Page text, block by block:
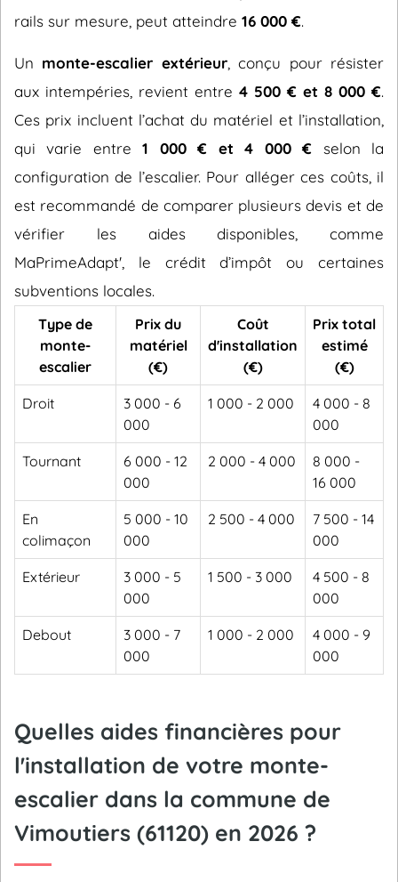
rails sur mesure, peut atteindre 16 000 €.
Un monte-escalier extérieur, conçu pour résister
aux intempéries, revient entre 4 500 € et 8 000 €.
Ces prix incluent l’achat du matériel et l’installation,
qui varie entre1 000 € et 4 000 € selon la
configuration de l’escalier. Pour alléger ces coûts, il
est recommandé de comparer plusieurs devis et de
vérifier les aides disponibles, comme
MaPrimeAdapt', le crédit d’impôt ou certaines
subventions locales.
Type de
monte-
escalier
Prix du
matériel
(€)
Coût
d'installation
(€)
Prix total
estimé
(€)
Droit
3 000 - 6
000
1 000 - 2 000
4 000 - 8
000
Tournant
6 000 - 12
000
2 000 - 4 000
8 000 -
16 000
En
colimaçon
5 000 - 10
000
2 500 - 4 000
7 500 - 14
000
Extérieur
3 000 - 5
000
1 500 - 3 000
4 500 - 8
000
Debout
3 000 - 7
000
1 000 - 2 000
4 000 - 9
000
Quelles aides financières pour
l'installation de votre monte-
escalier dans la commune de
Vimoutiers (61120) en 2026 ?